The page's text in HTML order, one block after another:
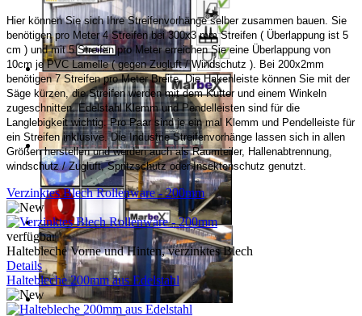
Hier können Sie sich Ihre Streifenvorhänge selber zusammen bauen. Sie
benötigen pro Meter 4 Streifen bei 300x3 mm Streifen ( Überlappung ist 5
cm ) und mit 5 Streifen pro Meter erreichen Sie eine Überlappung von
10cm je PVC Lamelle ( gegen Zugluft / Windschutz ). Bei 200x2mm
benötigen 7 Streifen pro Meter Breite. Die Hakenleiste können Sie mit der
Säge kürzen, die Streifen werden mit dem Kutter und einem Winkeln
zugeschnitten. Edelstahl Klemm und Pendelleisten sind für die
Langlebigkeit wichtig. Pro Paar sind je ein mal Klemm und Pendelleiste für
ein Streifen inklusive. Die Industrie Streifenvorhänge lassen sich in allen
Größen herstellen und werden auch als Raumteiler, Hallenabtrennung,
windschutz / Zugluft, Spritzschutz oder Insektenschutz genutzt.
Verzinktes Blech Rollenware - 200mm
verfügbar
Haltebleche Vorne und Hinten, verzinktes Blech
Details
Haltebleche 200mm aus Edelstahl